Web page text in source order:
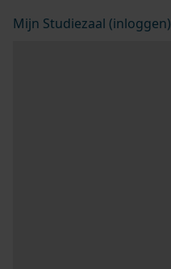
Mijn Studiezaal (inloggen)